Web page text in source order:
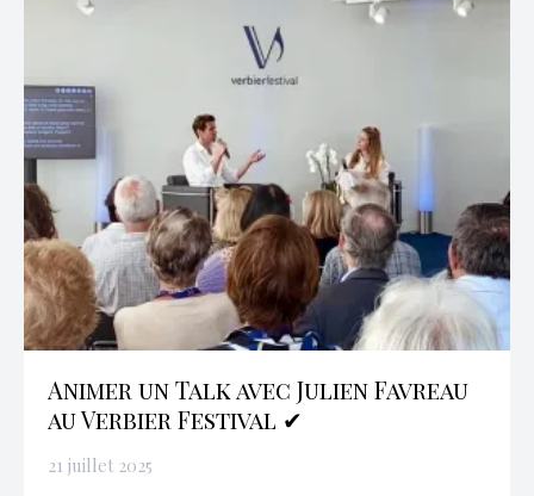
Animer un Talk avec Julien Favreau
au Verbier Festival ✔
21 juillet 2025